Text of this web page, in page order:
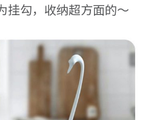
挂勾，收纳超方面的～